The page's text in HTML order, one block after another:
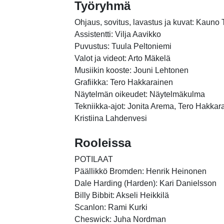
Työryhmä
Ohjaus, sovitus, lavastus ja kuvat: Kauno
Assistentti: Vilja Aavikko
Puvustus: Tuula Peltoniemi
Valot ja videot: Arto Mäkelä
Musiikin kooste: Jouni Lehtonen
Grafiikka: Tero Hakkarainen
Näytelmän oikeudet: Näytelmäkulma
Tekniikka-ajot: Jonita Arema, Tero
Kristiina Lahdenvesi
Rooleissa
POTILAAT
Päällikkö Bromden: Henrik Heinonen
Dale Harding (Harden): Kari Danielsson
Billy Bibbit: Akseli Heikkilä
Scanlon: Rami Kurki
Cheswick: Juha Nordman